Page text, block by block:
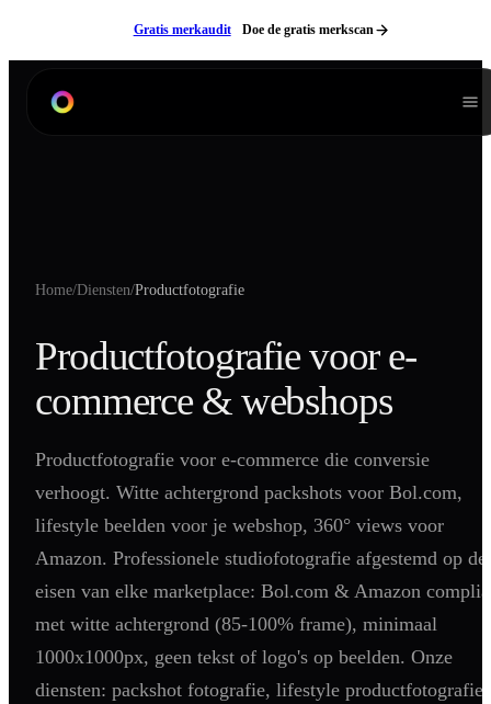
Gratis merkaudit Doe de gratis merkscan
3D Modeling
Productfotografie
Lifestyle Fotografie
AI Blog Schrijven
Podcast Creatie
Amazon A+ Content
NL EN Neem contact op
Home/Diensten/Productfotografie
Productfotografie voor e-
commerce & webshops
Productfotografie voor e-commerce die conversie
verhoogt. Witte achtergrond packshots voor Bol.com,
lifestyle beelden voor je webshop, 360° views voor
Amazon. Professionele studiofotografie afgestemd op de
eisen van elke marketplace: Bol.com & Amazon
met witte achtergrond (85-100% frame), minimaal
1000x1000px, geen tekst of logo's op beelden. Onze
diensten: packshot fotografie, lifestyle productfotografie,